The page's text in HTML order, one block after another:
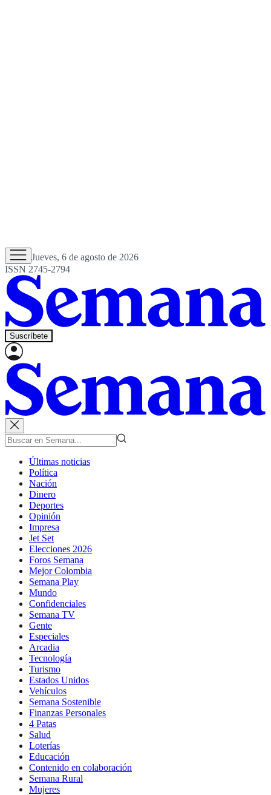
Jueves, 6 de agosto de 2026
ISSN 2745-2794
Suscríbete
Últimas noticias
Política
Nación
Dinero
Deportes
Opinión
Impresa
Jet Set
Elecciones 2026
Foros Semana
Mejor Colombia
Semana Play
Mundo
Confidenciales
Semana TV
Gente
Especiales
Arcadia
Tecnología
Turismo
Estados Unidos
Vehículos
Semana Sostenible
Finanzas Personales
4 Patas
Salud
Loterías
Educación
Contenido en colaboración
Semana Rural
Mujeres